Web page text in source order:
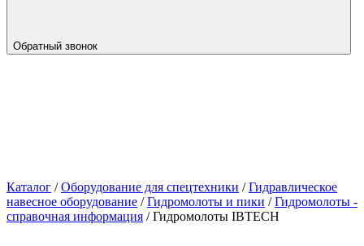
Обратный звонок
Каталог /Оборудование для спецтехники /Гидравлическое
навесное оборудование /Гидромолоты и пики /Гидромолоты -
справочная информация /Гидромолоты IBTECH